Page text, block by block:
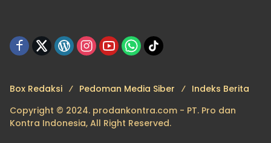
Box Redaksi Pedoman Media Siber
Indeks Berita
Copyright © 2024. prodankontra.com - PT. Pro dan
Kontra Indonesia, All Right Reserved.